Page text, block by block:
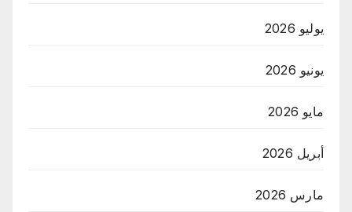
يوليو 2026
يونيو 2026
مايو 2026
أبريل 2026
مارس 2026